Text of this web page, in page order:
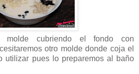
molde cubriendo el fondo con
otro molde donde coja el
utilizar pues lo preparemos al baño